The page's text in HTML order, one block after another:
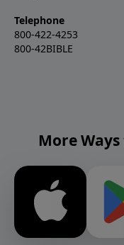
Telephone
800-422-4253
800-42BIBLE
More